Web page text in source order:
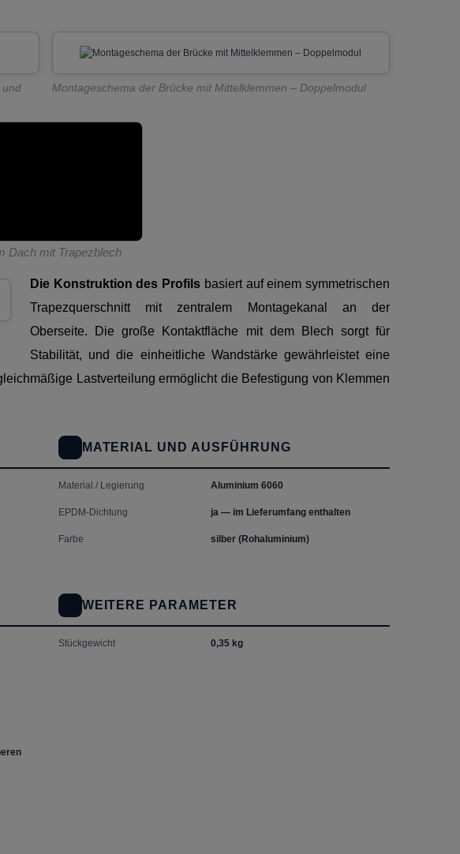
und
Montageschema der Brücke mit Mittelklemmen – Doppelmodul
Dach mit Trapezblech
Die Konstruktion des Profils basiert auf einem symmetrischen
Trapezquerschnitt mit zentralem Montagekanal an der
Oberseite. Die große Kontaktfläche mit dem Blech sorgt für
Stabilität, und die einheitliche Wandstärke gewährleistet eine
Lastverteilung ermöglicht die Befestigung von Klemmen
MATERIAL UND AUSFÜHRUNG
Material / Legierung Aluminium 6060
EPDM-Dichtung ja — im Lieferumfang enthalten
Farbe silber (Rohaluminium)
WEITERE PARAMETER
Stückgewicht 0,35 kg